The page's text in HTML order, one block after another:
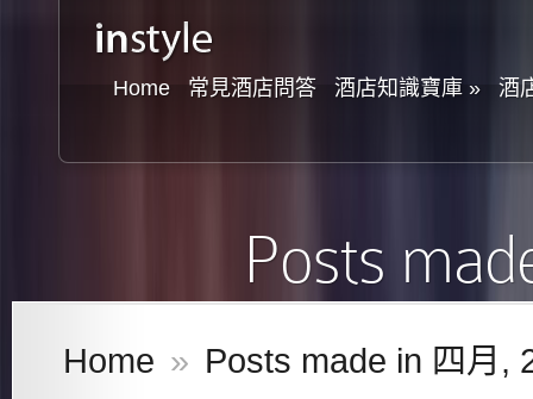
Home 常見酒店問答 酒店知識寶庫 » 酒
Posts
Home » Posts made in 四月,